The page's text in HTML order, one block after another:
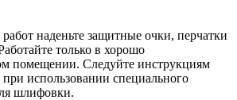
наденьте защитные очки, перчатки
только в хорошо
помещении. Следуйте инструкциям
при использовании специального
шлифовки.